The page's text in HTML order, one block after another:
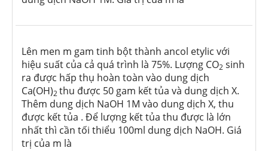
Lên men m gam tinh bột thành ancol etylic với
hiệu suất của cả quá trình là 75%. Lượng CO2 sinh
ra được hấp thụ hoàn toàn vào dung dịch
Ca(OH)2thu được 50 gam kết tủa và dung dịch X.
Thêm dung dịch NaOH 1M vào dung dịch X, thu
được kết tủa . Để lượng kết tủa thu được là lớn
nhất thì cần tối thiểu 100ml dung dịch NaOH. Giá
trị của m là